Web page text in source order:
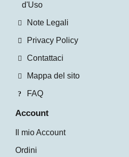
d'Uso
Note Legali
Privacy Policy
Contattaci
Mappa del sito
FAQ
Account
Il mio Account
Ordini